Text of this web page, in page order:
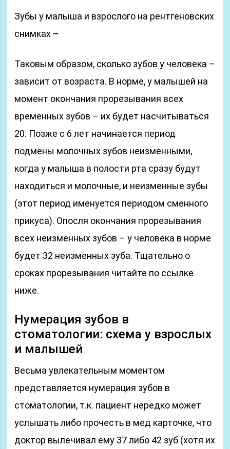
Зубы у малыша и взрослого на рентгеновских
снимках –
Таковым образом, сколько зубов у человека –
зависит от возраста. В норме, у малышей на
момент окончания прорезывания всех
временных зубов – их будет насчитываться
20. Позже с 6 лет начинается период
подмены молочных зубов неизменными,
когда у малыша в полости рта сразу будут
находиться и молочные, и неизменные зубы
(этот период именуется периодом сменного
прикуса). Опосля окончания прорезывания
всех неизменных зубов – у человека в норме
будет 32 неизменных зуба. Тщательно о
сроках прорезывания читайте по ссылке
ниже.
Нумерация зубов в
стоматологии: схема у взрослых
и малышей
Весьма увлекательным моментом
представляется нумерация зубов в
стоматологии, т.к. пациент нередко может
услышать либо прочесть в мед карточке, что
доктор вылечивал ему 37 либо 42 зуб (хотя их